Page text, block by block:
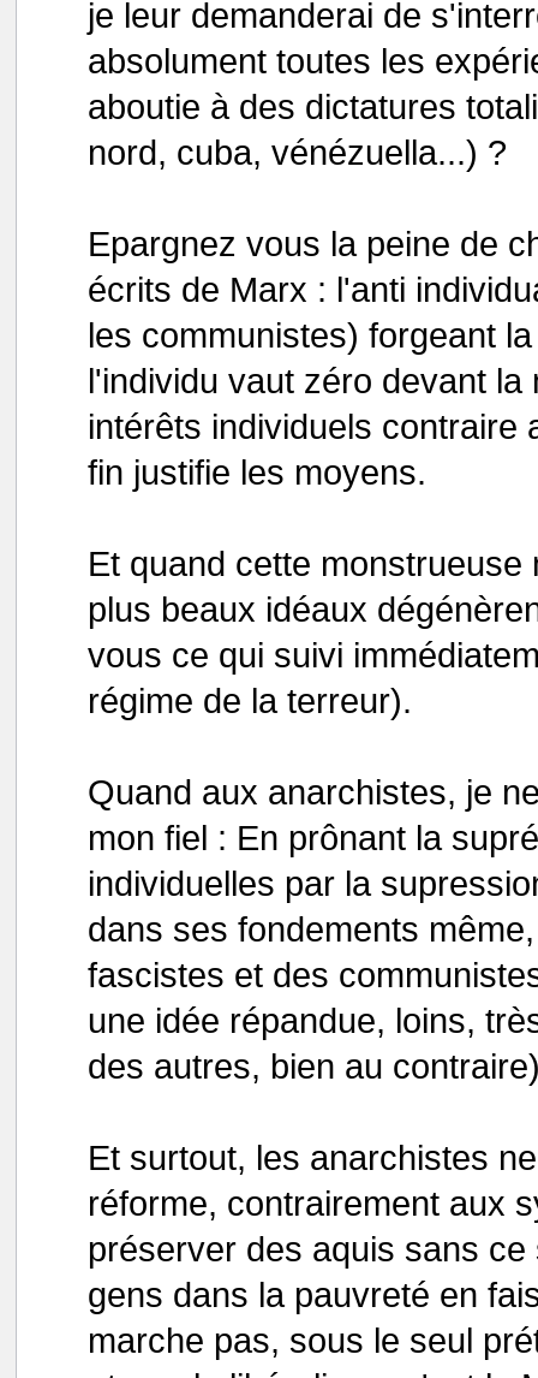
je leur demanderai de
absolument toutes les
aboutie à des dictatures
nord, cuba, vénézuella...) ?
Epargnez vous la peine de
écrits de Marx : l'anti
les communistes) forgeant
l'individu vaut zéro devant
intérêts individuels contraire
fin justifie les moyens.
Et quand cette
plus beaux idéaux
vous ce qui suivi
régime de la terreur).
Quand aux anarchistes, je
mon fiel : En prônant la
individuelles par la
dans ses fondements
fascistes et des
une idée répandue, loins,
des autres, bien au
Et surtout, les anarchistes
réforme, contrairement aux
préserver des aquis sans
gens dans la pauvreté en
marche pas, sous le seul